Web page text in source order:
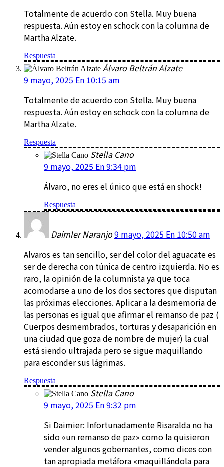
Totalmente de acuerdo con Stella. Muy buena
respuesta. Aún estoy en schock con la columna de
Martha Alzate.
Respuesta
Álvaro Beltrán Alzate
9 mayo, 2025 En 10:15 am
Totalmente de acuerdo con Stella. Muy buena
respuesta. Aún estoy en schock con la columna de
Martha Alzate.
Respuesta
Stella Cano
9 mayo, 2025 En 9:34 pm
Álvaro, no eres el único que está en shock!
Respuesta
Daimler Naranjo9 mayo, 2025 En 10:50 am
Alvaros es tan sencillo, ser del color del aguacate es
ser de derecha con túnica de centro izquierda. No es
raro, la opinión de la columnista ya que toca
acomodarse a uno de los dos sectores que disputan
las próximas elecciones. Aplicar a la desmemoria de
las personas es igual que afirmar el remanso de paz (
Cuerpos desmembrados, torturas y desaparición en
una ciudad que goza de nombre de mujer) la cual
está siendo ultrajada pero se sigue maquillando
para esconder sus lágrimas.
Respuesta
Stella Cano
9 mayo, 2025 En 9:32 pm
Si Daimier: Infortunadamente Risaralda no ha
sido «un remanso de paz» como la quisieron
vender algunos gobernantes, como dices con
tan apropiada metáfora «maquillándola para